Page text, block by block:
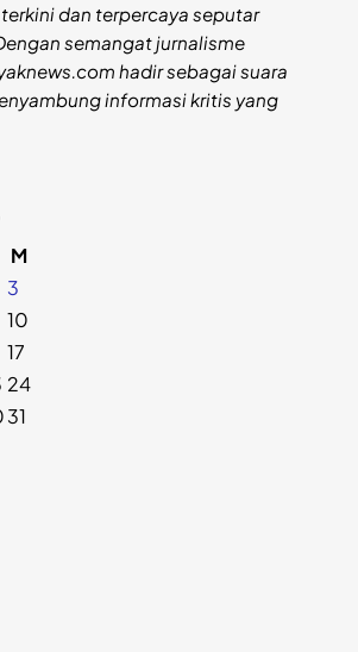
dan terpercaya seputar
semangat jurnalisme
hadir sebagai suara
informasi kritis yang
M
3
10
17
24
31